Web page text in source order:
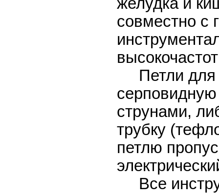
желудка и
совместно с
Петли для
струнами,
трубку
петлю
Все